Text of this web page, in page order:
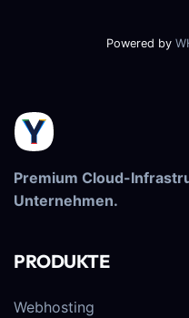
Powered by
Premium Cloud-
Unternehmen.
PRODUKTE
Webhosting